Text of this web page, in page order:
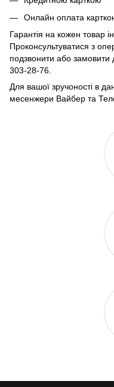
Онлайн оплата
Гарантія на кожен товар
Проконсультуватися з
подзвонити або
303-28-76.
Для вашої зручоності в
месенжери Вайбер та